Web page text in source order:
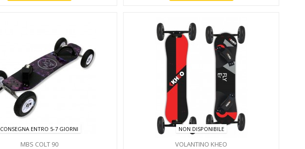
CONSEGNA ENTRO 5-7 GIORNI
MBS COLT 90
NON DISPONIBILE
VOLANTINO KHEO